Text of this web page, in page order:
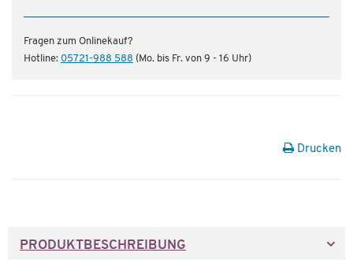
Fragen zum Onlinekauf?
Hotline: 05721-988 588 (Mo. bis Fr. von 9 - 16 Uhr)
Drucken
PRODUKTBESCHREIBUNG